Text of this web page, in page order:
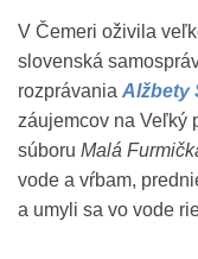
V Čemeri oživila
slovenská
rozprávania Alžbety
záujemcov na Veľký
súboru Malá
vode a vŕbam,
a umyli sa vo vode